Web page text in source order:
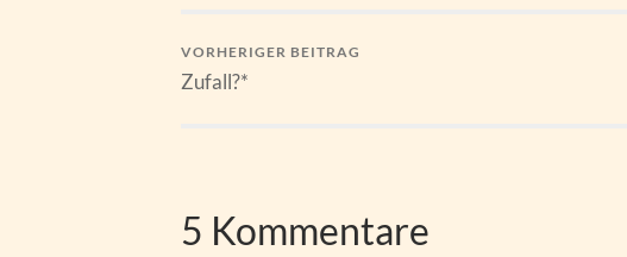
VORHERIGER BEITRAG
Zufall?*
5 Kommentare